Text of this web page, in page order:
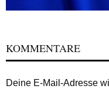
KOMMENTARE
Deine E-Mail-Adresse